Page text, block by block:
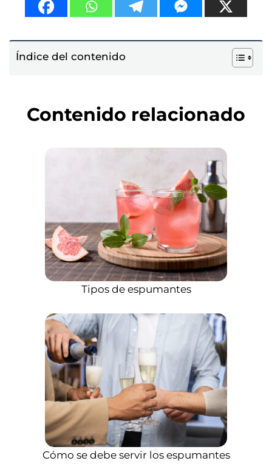
Índice del contenido
Contenido relacionado
Tipos de espumantes
Cómo se debe servir los espumantes